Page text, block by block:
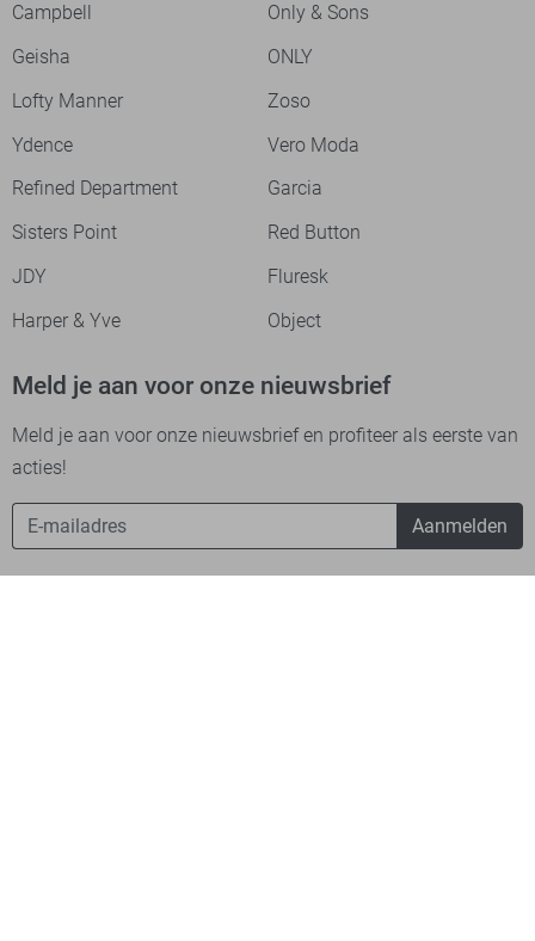
Campbell
Only & Sons
Geisha
ONLY
Lofty Manner
Zoso
Ydence
Vero Moda
Refined Department
Garcia
Sisters Point
Red Button
JDY
Fluresk
Harper & Yve
Object
Meld je aan voor onze nieuwsbrief
Meld je aan voor onze nieuwsbrief en profiteer als eerste van
acties!
Aanmelden